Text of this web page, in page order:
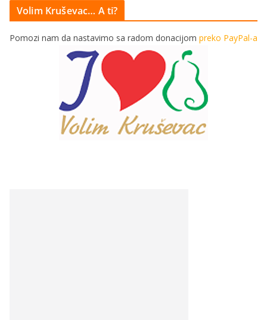
Volim Kruševac… A ti?
Pomozi nam da nastavimo sa radom donacijom preko PayPal-a